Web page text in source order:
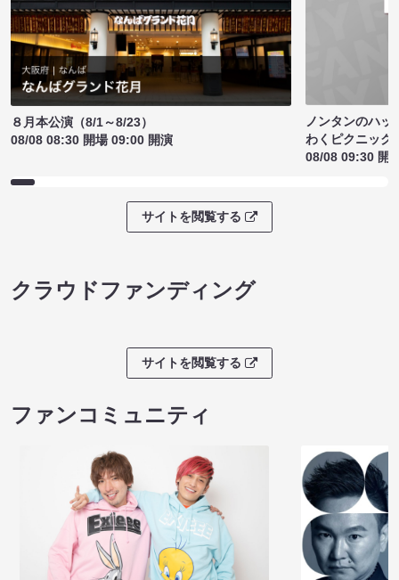
８月本公演（8/1～8/23）
08/08 08:30 開場 09:00 開演
ノンタンのハッ
わくピクニック
08/08 09:30 開
サイトを閲覧する
クラウドファンディング
サイトを閲覧する
ファンコミュニティ